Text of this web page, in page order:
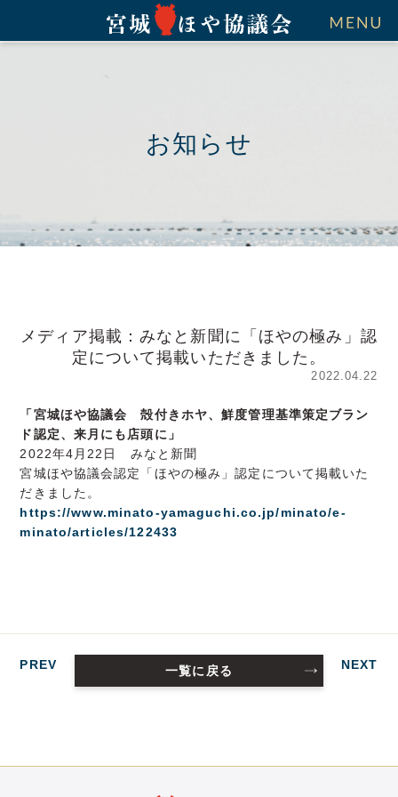
お知らせ
メディア掲載：みなと新聞に「ほやの極み」認
定について掲載いただきました。
2022.04.22
「宮城ほや協議会 殻付きホヤ、鮮度管理基準策定ブラン
ド認定、来月にも店頭に」
2022年4月22日 みなと新聞
宮城ほや協議会認定「ほやの極み」認定について掲載いた
だきました。
https://www.minato-yamaguchi.co.jp/minato/e-
minato/articles/122433
PREV 一覧に戻る NEXT